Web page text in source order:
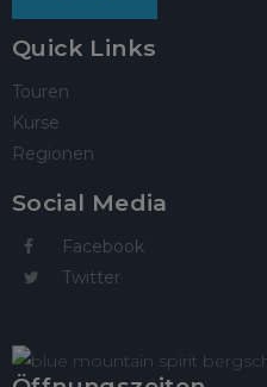
Quick Links
Touren
Kurse
Regionen
Social Media
Facebook
Twitter